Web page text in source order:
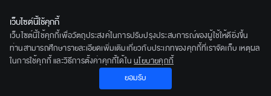
ข่าวประชาสัมพันธ์
เกี่ยวกับเรา
BEC World
รู้จักเรา
ติดตามเราได้ที่
© 2020 Bangkok Entertainment Co.,Ltd. All Rights Reserved.
Powered by BECi Corporation Ltd.
เว็บไซต์นี้ใช้คุกกี้
เว็บไซต์นี้ใช้คุกกี้เพื่อวัตถุประสงค์ในการปรับปรุงประสบการณ์ของผู้ใช้ให้ดียิ่งขึ้น
ท่านสามารถศึกษารายละเอียดเพิ่มเติมเกี่ยวกับประเภทของคุกกี้ที่เราจัดเก็บ เหตุผล
ในการใช้คุกกี้ และวิธีการตั้งค่าคุกกี้ได้ใน นโยบายคุกกี้
ยอมรับ